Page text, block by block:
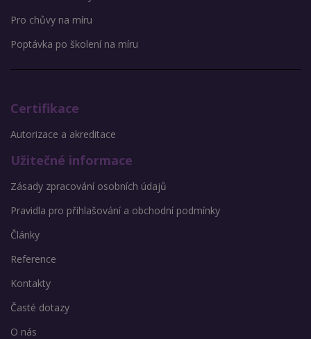
Pro chůvy na míru
Poptávka po školení na míru
Certifikace
Autorizace a akreditace
Užitečné informace
Zásady zpracování osobních údajů
Pravidla pro přihlašování a obchodní podmínky
Články
Reference
Kontakty
Časté dotazy
O nás